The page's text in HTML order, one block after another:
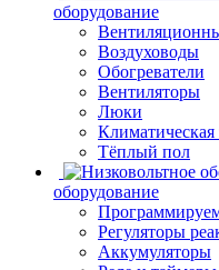
оборудование
Воздуховоды
Обогреватели
Вентиляторы
Люки
Климатическая
Тёплый пол
оборудование
Регуляторы
Аккумуляторы